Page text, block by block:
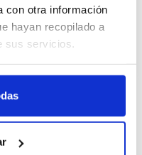
con otra información
hayan recopilado a
sus servicios.
ora
tecnica
añade un toque